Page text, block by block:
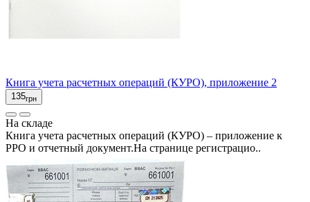
Книга учета расчетных операций (КУРО), приложение 2
135грн
На складе
Книга учета расчетных операций (КУРО) – приложение к
РРО и отчетный документ.На странице регистрацио..